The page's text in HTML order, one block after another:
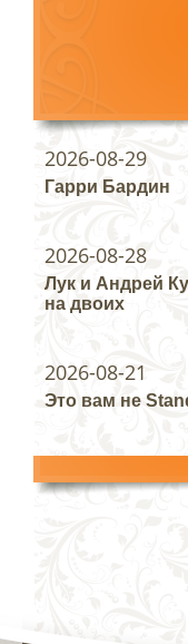
2026-08-29
Гарри Бардин
2026-08-28
Лук и Андрей
на двоих
2026-08-21
Это вам не